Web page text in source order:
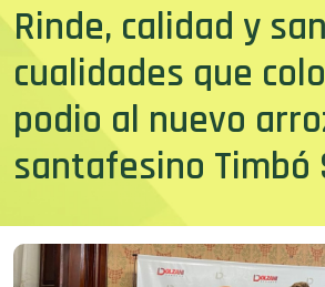
Rinde, calidad y
cualidades que
podio al nuevo
santafesino Timbó